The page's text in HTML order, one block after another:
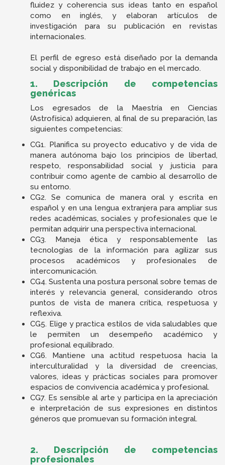
fluidez y coherencia sus ideas tanto en español
como en inglés, y elaboran artículos de
investigación para su publicación en revistas
internacionales.
El perfil de egreso está diseñado por la demanda
social y disponibilidad de trabajo en el mercado.
1. Descripción de competencias
genéricas
Los egresados de la Maestría en Ciencias
(Astrofísica) adquieren, al final de su preparación, las
siguientes competencias:
CG1. Planifica su proyecto educativo y de vida de
manera autónoma bajo los principios de libertad,
respeto, responsabilidad social y justicia para
contribuir como agente de cambio al desarrollo de
su entorno.
CG2. Se comunica de manera oral y escrita en
español y en una lengua extranjera para ampliar sus
redes académicas, sociales y profesionales que le
permitan adquirir una perspectiva internacional.
CG3. Maneja ética y responsablemente las
tecnologías de la información para agilizar sus
procesos académicos y profesionales de
intercomunicación.
CG4. Sustenta una postura personal sobre temas de
interés y relevancia general, considerando otros
puntos de vista de manera crítica, respetuosa y
reflexiva.
CG5. Elige y practica estilos de vida saludables que
le permiten un desempeño académico y
profesional equilibrado.
CG6. Mantiene una actitud respetuosa hacia la
interculturalidad y la diversidad de creencias,
valores, ideas y prácticas sociales para promover
espacios de convivencia académica y profesional.
CG7. Es sensible al arte y participa en la apreciación
e interpretación de sus expresiones en distintos
géneros que promuevan su formación integral.
2. Descripción de competencias
profesionales